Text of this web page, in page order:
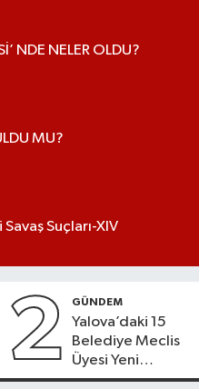
NDE NELER OLDU?
MU?
Suçları-XIV
2 GÜNDEM
Yalova’daki 15
Belediye Meclis
Üyesi Yeni
Parti’ye Geçiyor